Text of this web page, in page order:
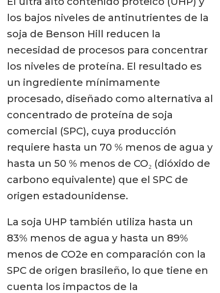
los bajos niveles de antinutrientes de la
soja de Benson Hill reducen la
necesidad de procesos para concentrar
los niveles de proteína. El resultado es
un ingrediente mínimamente
procesado, diseñado como alternativa al
concentrado de proteína de soja
comercial (SPC), cuya producción
requiere hasta un 70 % menos de agua y
hasta un 50 % menos de CO₂ (dióxido de
carbono equivalente) que el SPC de
origen estadounidense.
La soja UHP también utiliza hasta un
83% menos de agua y hasta un 89%
menos de CO2e en comparación con la
SPC de origen brasileño, lo que tiene en
cuenta los impactos de la